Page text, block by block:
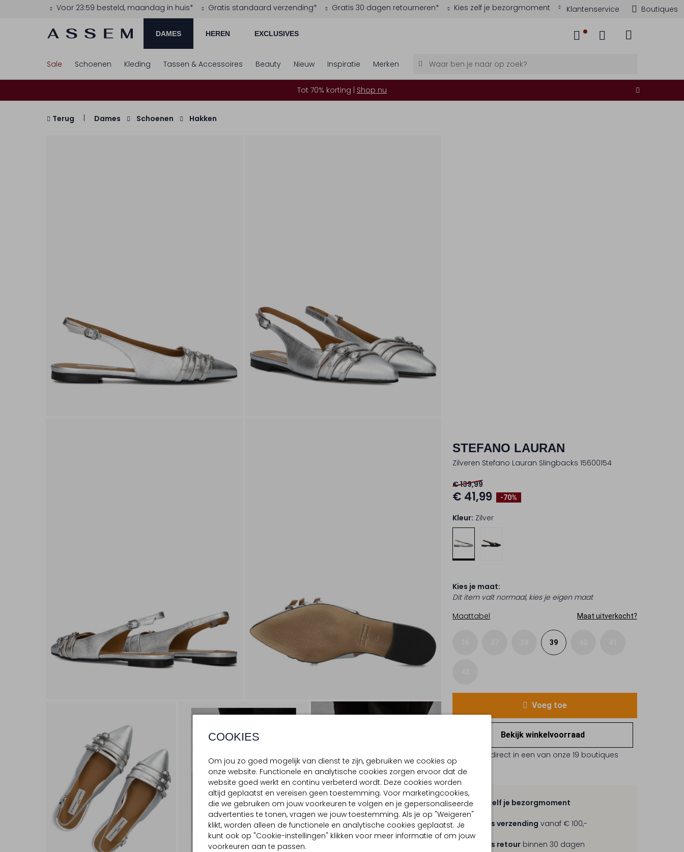
Voor 23:59 besteld, maandag in huis* Gratis standaard verzending* Gratis 30 dagen retourneren* Kies zelf je bezorgmoment Klantenservice Boutiques
DAMES HEREN EXCLUSIVES
COOKIES
Om jou zo goed mogelijk van dienst te zijn, gebruiken we cookies op
onze website. Functionele en analytische cookies zorgen ervoor dat de
website goed werkt en continu verbeterd wordt. Deze cookies worden
altijd geplaatst en vereisen geen toestemming. Voor marketingcookies,
die we gebruiken om jouw voorkeuren te volgen en je gepersonaliseerde
advertenties te tonen, vragen we jouw toestemming. Als je op "Weigeren"
klikt, worden alleen de functionele en analytische cookies geplaatst. Je
kunt ook op "Cookie-instellingen" klikken voor meer informatie of om jouw
voorkeuren aan te passen.
Sale Schoenen Kleding Tassen & Accessoires Beauty Nieuw Inspiratie Merken
Tot 70% korting | Shop nu
Terug Dames Schoenen Hakken
STEFANO LAURAN
Zilveren Stefano Lauran Slingbacks 15600154
-70%
€ 139,99
€ 41,99
Kleur: Zilver
Kies je maat:
Dit item valt normaal, kies je eigen maat
Maattabel
Maat uitverkocht?
39
Voeg toe
Bekijk winkelvoorraad
Reserveer direct in een van onze 19 boutiques
Kies zelf je bezorgmoment
Gratis verzending vanaf € 100,-
Gratis retour binnen 30 dagen